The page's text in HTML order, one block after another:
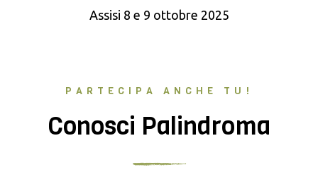
Assisi 8 e 9 ottobre 2025
PARTECIPA ANCHE TU!
Conosci Palindroma